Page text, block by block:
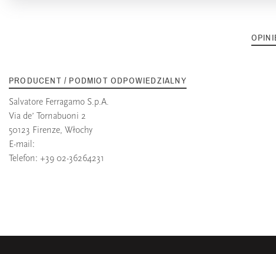
PRODUCENT / PODMIOT ODPOWIEDZIALNY
Salvatore Ferragamo S.p.A.
Via de’ Tornabuoni 2
50123 Firenze, Włochy
E-mail:
Telefon: +39 02-36264231